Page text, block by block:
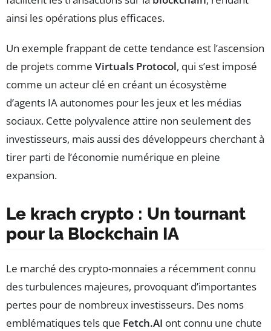
ainsi les opérations plus efficaces.
Un exemple frappant de cette tendance est l’ascension
de projets comme Virtuals Protocol, qui s’est imposé
comme un acteur clé en créant un écosystème
d’agents IA autonomes pour les jeux et les médias
sociaux. Cette polyvalence attire non seulement des
investisseurs, mais aussi des développeurs cherchant à
tirer parti de l’économie numérique en pleine
expansion.
Le krach crypto : Un tournant
pour la Blockchain IA
Le marché des crypto-monnaies a récemment connu
des turbulences majeures, provoquant d’importantes
pertes pour de nombreux investisseurs. Des noms
emblématiques tels que Fetch.AI ont connu une chute